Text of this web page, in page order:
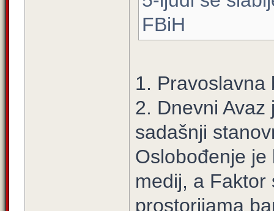
FBiH
1. Pravoslavna
2. Dnevni
sadašnji
Oslobođenje
medij, a Faktor
prostorijama